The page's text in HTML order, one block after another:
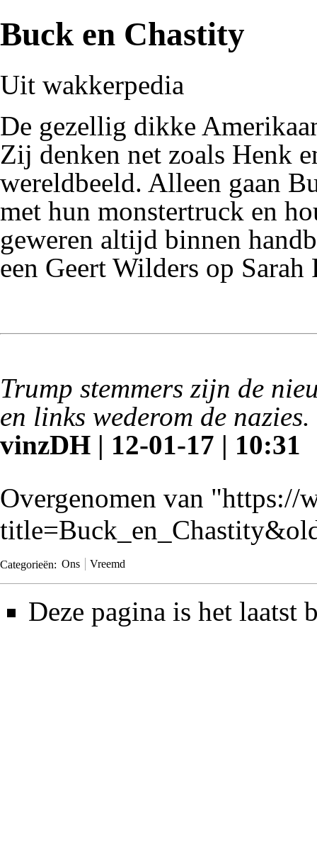
Buck en Chastity
Uit wakkerpedia
De gezellig dikke
Zij denken net zoals Henk
wereldbeeld. Alleen gaan
met hun monstertruck en
geweren altijd binnen
een Geert Wilders op Sarah
Trump stemmers zijn de
en links wederom de nazies.
vinzDH | 12-01-17 | 10:31
Overgenomen van "https://
Categorieën: Ons Vreemd
Deze pagina is het laatst